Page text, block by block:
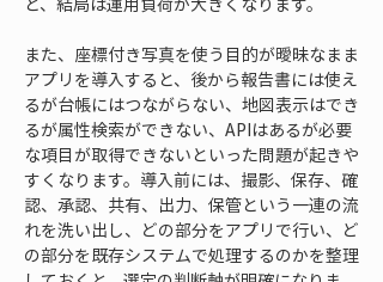
また、座標付き写真を使う目的が曖昧なまま
アプリを導入すると、後から報告書には使え
るが台帳にはつながらない、地図表示はでき
るが属性検索ができない、APIはあるが必要
な項目が取得できないといった問題が起きや
すくなります。導入前には、撮影、保存、確
認、承認、共有、出力、保管という一連の流
れを洗い出し、どの部分をアプリで行い、ど
の部分を既存システムで処理するのかを整理